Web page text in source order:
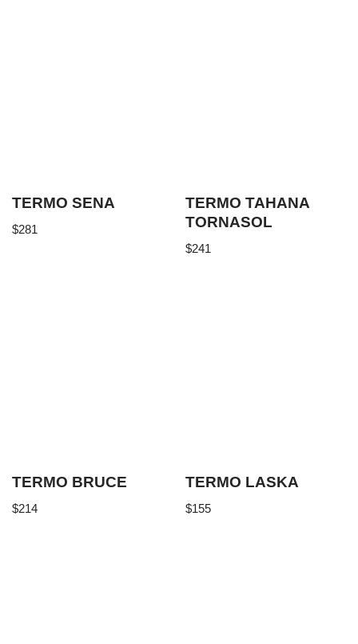
TERMO SENA
$281
TERMO TAHANA
TORNASOL
$241
TERMO BRUCE
$214
TERMO LASKA
$155